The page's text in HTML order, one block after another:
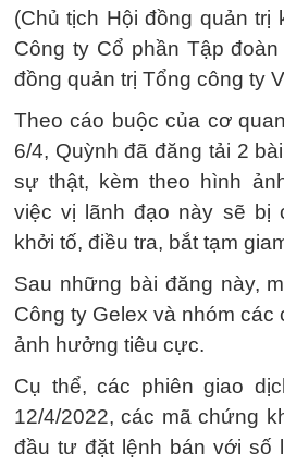
(Chủ tịch Hội đồng quản trị
Công ty Cổ phần Tập
đồng quản trị Tổng công ty
Theo cáo buộc của cơ
6/4, Quỳnh đã đăng tải 2
sự thật, kèm theo hình
việc vị lãnh đạo này sẽ bị
khởi tố, điều tra, bắt tạm
Sau những bài đăng này,
Công ty Gelex và nhóm các
ảnh hưởng tiêu cực.
Cụ thể, các phiên giao
12/4/2022, các mã chứng
đầu tư đặt lệnh bán với số